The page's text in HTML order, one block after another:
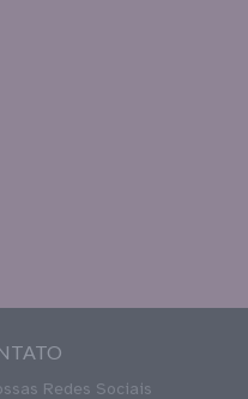
Redes Sociais